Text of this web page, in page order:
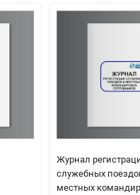
Журнал
служебных
местных